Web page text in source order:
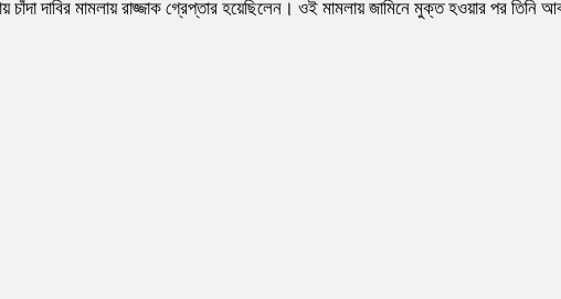
চাঁদা দাবির মামলায় রাজ্জাক গ্রেপ্তার হয়েছিলেন। ওই মামলায় জামিনে মুক্ত হওয়ার পর তিনি